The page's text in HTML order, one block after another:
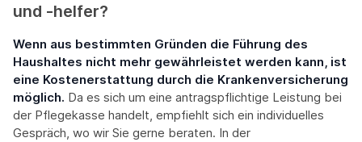
und -helfer?
Wenn aus bestimmten Gründen die Führung des
Haushaltes nicht mehr gewährleistet werden kann, ist
eine Kostenerstattung durch die Krankenversicherung
möglich. Da es sich um eine antragspflichtige Leistung bei
der Pflegekasse handelt, empfiehlt sich ein individuelles
Gespräch, wo wir Sie gerne beraten. In der